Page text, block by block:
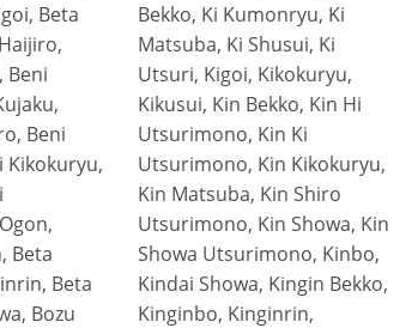
Beta
Beni
Beni
Kikokuryu,
Beta
Beta
Bozu
Bekko, Ki Kumonryu, Ki
Matsuba, Ki Shusui, Ki
Utsuri, Kigoi, Kikokuryu,
Kikusui, Kin Bekko, Kin Hi
Utsurimono, Kin Ki
Utsurimono, Kin Kikokuryu,
Kin Matsuba, Kin Shiro
Utsurimono, Kin Showa, Kin
Showa Utsurimono, Kinbo,
Kindai Showa, Kingin Bekko,
Kinginbo, Kinginrin,